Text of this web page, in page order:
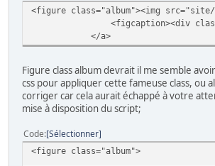
<figure class="album"><img
<figcaption><div
</a>
Figure class album devrait il me semble
css pour appliquer cette fameuse class, ou
corriger car cela aurait échappé à votre
mise à disposition du script;
Code Sélectionner
<figure class="album">